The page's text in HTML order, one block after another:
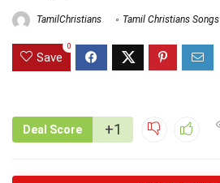
TamilChristians Tamil Christians Songs
Save
0
Deal Score +1